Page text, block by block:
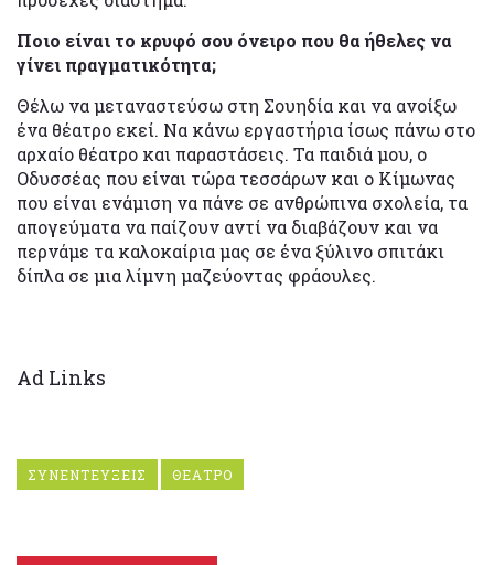
Ποιο είναι το κρυφό σου όνειρο που θα ήθελες να
γίνει πραγματικότητα;
Θέλω να μεταναστεύσω στη Σουηδία και να ανοίξω
ένα θέατρο εκεί. Να κάνω εργαστήρια ίσως πάνω στο
αρχαίο θέατρο και παραστάσεις. Τα παιδιά μου, ο
Οδυσσέας που είναι τώρα τεσσάρων και ο Κίμωνας
που είναι ενάμιση να πάνε σε ανθρώπινα σχολεία, τα
απογεύματα να παίζουν αντί να διαβάζουν και να
περνάμε τα καλοκαίρια μας σε ένα ξύλινο σπιτάκι
δίπλα σε μια λίμνη μαζεύοντας φράουλες.
Ad Links
ΣΥΝΕΝΤΕΥΞΕΙΣ ΘΕΑΤΡΟ